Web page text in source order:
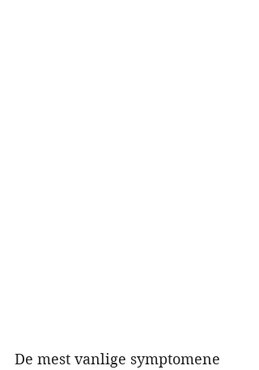
De mest vanlige symptomene